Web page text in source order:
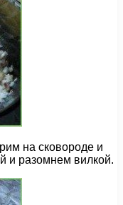
на сковороде и
и разомнем вилкой.